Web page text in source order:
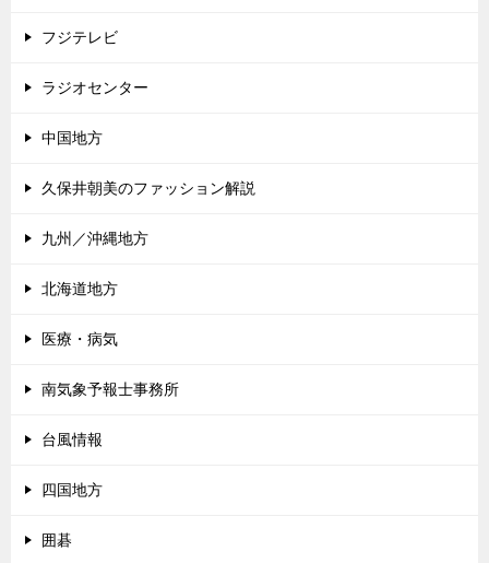
フジテレビ
ラジオセンター
中国地方
久保井朝美のファッション解説
九州／沖縄地方
北海道地方
医療・病気
南気象予報士事務所
台風情報
四国地方
囲碁